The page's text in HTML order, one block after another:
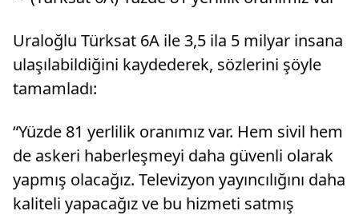
Uraloğlu Türksat 6A ile 3,5 ila 5 milyar insana
ulaşılabildiğini kaydederek, sözlerini şöyle
tamamladı:
“Yüzde 81 yerlilik oranımız var. Hem sivil hem
de askeri haberleşmeyi daha güvenli olarak
yapmış olacağız. Televizyon yayıncılığını daha
kaliteli yapacağız ve bu hizmeti satmış